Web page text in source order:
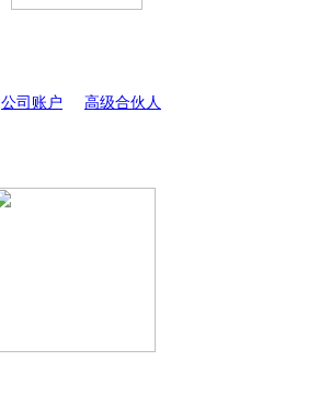
公司账户 高级合伙人